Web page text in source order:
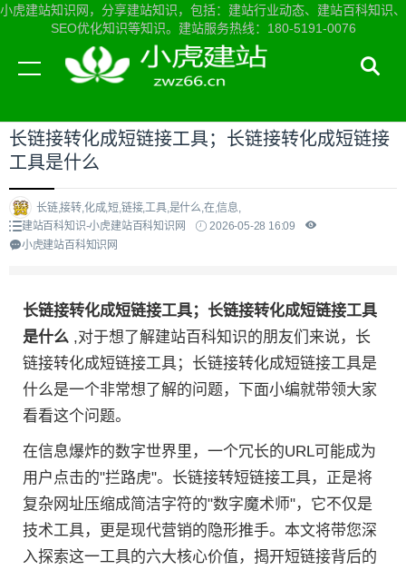
小虎建站知识网，分享建站知识，包括：建站行业动态、建站百科知识、
SEO优化知识等知识。建站服务热线：180-5191-0076
当前位置：小虎建站知识网首页>建站百科知识
长链接转化成短链接工具；长链接转化成短链接
工具是什么
长链,接转,化成,短,链接,工具,是什么,在,信息,
建站百科知识-小虎建站百科知识网
2026-05-28 16:09
小虎建站百科知识网
长链接转化成短链接工具；长链接转化成短链接工具
是什么 ,对于想了解建站百科知识的朋友们来说，长
链接转化成短链接工具；长链接转化成短链接工具是
什么是一个非常想了解的问题，下面小编就带领大家
看看这个问题。
在信息爆炸的数字世界里，一个冗长的URL可能成为
用户点击的"拦路虎"。长链接转短链接工具，正是将
复杂网址压缩成简洁字符的"数字魔术师"，它不仅是
技术工具，更是现代营销的隐形推手。本文将带您深
入探索这一工具的六大核心价值，揭开短链接背后的